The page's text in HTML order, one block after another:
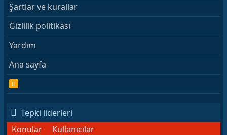
Şartlar ve kurallar
Gizlilik politikası
Yardım
Ana sayfa
R
S
Tepki liderleri
Konular
Kullanıcılar